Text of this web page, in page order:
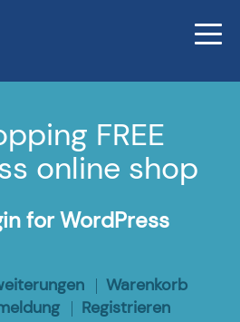
FREE
online shop
for WordPress
Warenkorb
Registrieren